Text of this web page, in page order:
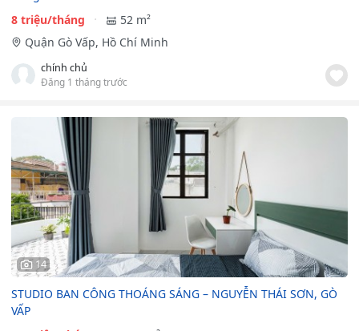
8 triệu/tháng
52 m²
Quận Gò Vấp, Hồ Chí Minh
chính chủ
Đăng 1 tháng trước
14
STUDIO BAN CÔNG THOÁNG SÁNG – NGUYỄN THÁI SƠN, GÒ
VẤP